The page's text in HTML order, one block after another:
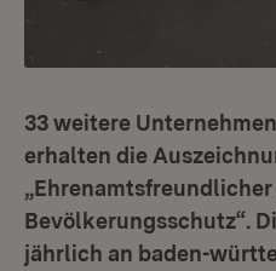
33 weitere
erhalten die
Bevölkerungsschutz“.
jährlich an baden-